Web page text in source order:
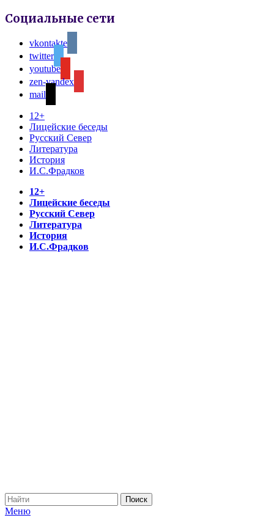
Социальные сети
vkontakte
twitter
youtube
zen-yandex
mail
12+
Лицейские беседы
Русский Север
Литература
История
И.С.Фрадков
12+
Лицейские беседы
Русский Север
Литература
История
И.С.Фрадков
Меню